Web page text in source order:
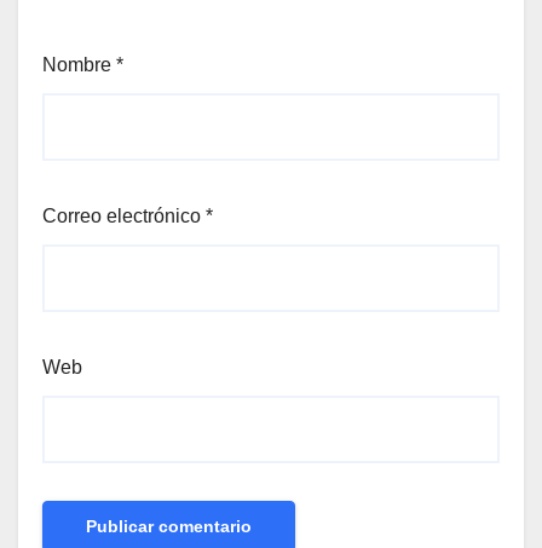
Nombre *
Correo electrónico *
Web